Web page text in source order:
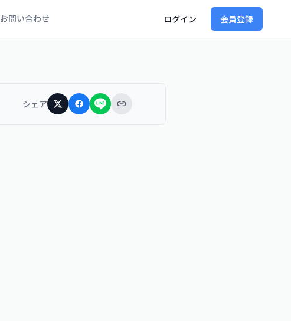
お問い合わせ ログイン 会員登録
シェア